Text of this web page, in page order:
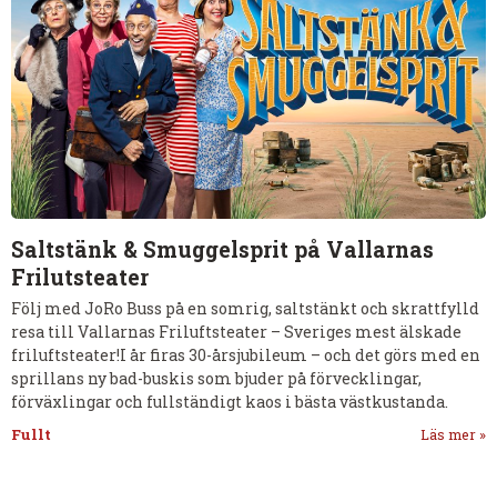
Saltstänk & Smuggelsprit på Vallarnas
Frilutsteater
Följ med JoRo Buss på en somrig, saltstänkt och skrattfylld
resa till Vallarnas Friluftsteater – Sveriges mest älskade
friluftsteater!I år firas 30-årsjubileum – och det görs med en
sprillans ny bad-buskis som bjuder på förvecklingar,
förväxlingar och fullständigt kaos i bästa västkustanda.
Fullt Läs mer